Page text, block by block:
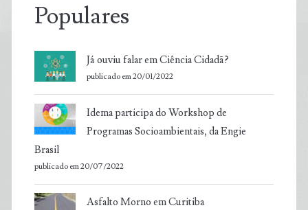
Populares
Já ouviu falar em Ciência Cidadã?
publicado em 20/01/2022
Idema participa do Workshop de
Programas Socioambientais, da Engie
Brasil
publicado em 20/07/2022
Asfalto Morno em Curitiba